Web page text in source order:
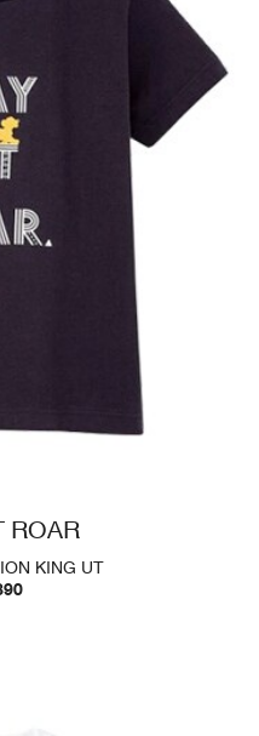
ROAR
KING UT